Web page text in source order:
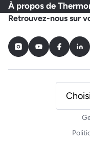
À propos de
Retrouvez-nous sur
InstagramYoutube